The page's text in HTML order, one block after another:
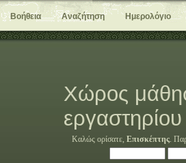
Βοήθεια Αναζήτηση Ημερολόγιο
Χώρος
Καλώς ορίσατε, Επισκέπτης.